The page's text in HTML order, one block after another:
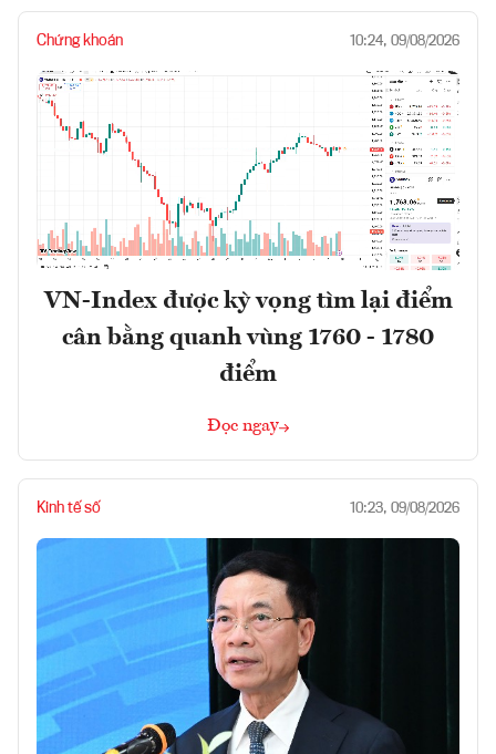
Chứng khoán 10:24, 09/08/2026
VN-Index được kỳ vọng tìm lại điểm
cân bằng quanh vùng 1760 - 1780
điểm
Đọc ngay
Kinh tế số 10:23, 09/08/2026